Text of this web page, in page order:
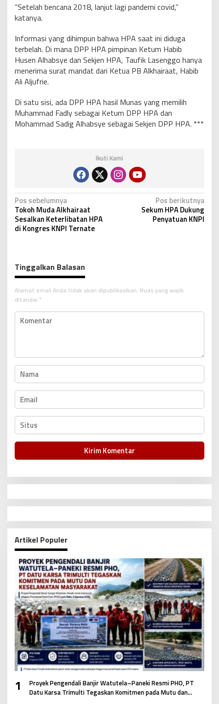
“Setelah bencana 2018, lanjut lagi pandemi covid,”
katanya.
Informasi yang dihimpun bahwa HPA saat ini diduga
terbelah. Di mana DPP HPA pimpinan Ketum Habib
Husen Alhabsye dan Sekjen HPA, Taufik Lasenggo hanya
menerima surat mandat dari Ketua PB Alkhairaat, Habib
Ali Aljufrie.
Di satu sisi, ada DPP HPA hasil Munas yang memilih
Muhammad Fadly sebagai Ketum DPP HPA dan
Mohammad Sadig Alhabsye sebagai Sekjen DPP HPA. ***
Ikuti Kami
N
a
v
a
s
i
p
o
Pos sebelumnya
Tokoh Muda Alkhairaat
Sesalkan Keterlibatan HPA
di Kongres KNPI Ternate
Pos berikutnya
Sekum HPA Dukung
Penyatuan KNPI
Tinggalkan Balasan
Alamat email Anda tidak akan dipublikasikan. Ruas yang wajib
ditandai *
Artikel Populer
1
Proyek Pengendali Banjir Watutela–Paneki Resmi PHO, PT
Datu Karsa Trimulti Tegaskan Komitmen pada Mutu dan